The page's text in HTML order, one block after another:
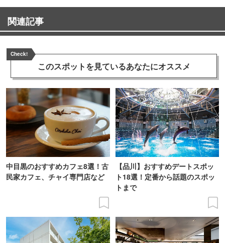
関連記事
Check!
このスポットを見ているあなたにオススメ
中目黒のおすすめカフェ8選！古
民家カフェ、チャイ専門店など
【品川】おすすめデートスポッ
ト18選！定番から話題のスポッ
トまで